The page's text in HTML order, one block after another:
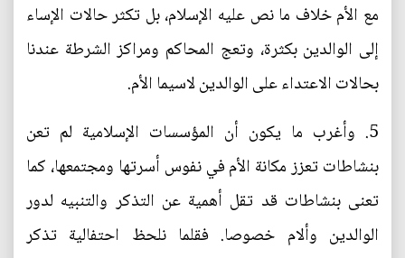
مع الأم خلاف ما نص عليه الإسلام، بل تكثر حالات الإساء
إلى الوالدين بكثرة، وتعج المحاكم ومراكز الشرطة عندنا
بحالات الاعتداء على الوالدين لاسيما الأم.
5. وأغرب ما يكون أن المؤسسات الإسلامية لم تعن
بنشاطات تعزز مكانة الأم في نفوس أسرتها ومجتمعها، كما
تعنى بنشاطات قد تقل أهمية عن التذكر والتنبيه لدور
الوالدين وألام خصوصا. فقلما نلحظ احتفالية تذكر